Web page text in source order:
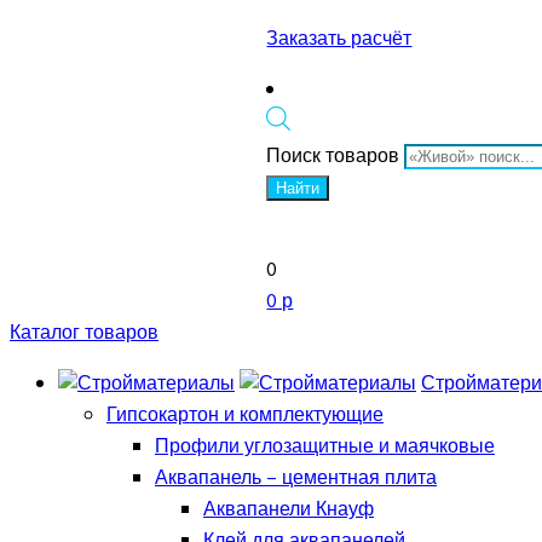
Заказать расчёт
Поиск товаров
Найти
0
0 р
Каталог товаров
Гипсокартон и комплектующие
Профили углозащитные и маячковые
Аквапанель – цементная плита
Аквапанели Кнауф